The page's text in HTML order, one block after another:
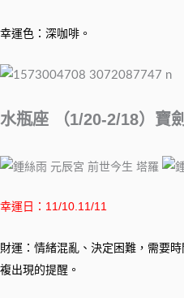
幸運色：深咖啡。
水瓶座 （1/20-2/18）寶
幸運日：11/10.11/11
財運：情緒混亂、決定困難，需要
複出現的提醒。